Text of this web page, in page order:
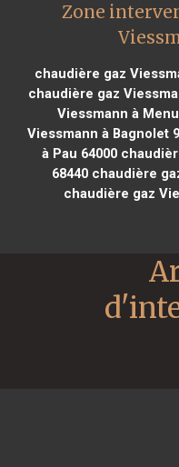
Zone
chaudière gaz
chaudière gaz
Viessmann à
Viessmann à Bagnolet
à Pau 64000
68440 chaudière
chaudière gaz